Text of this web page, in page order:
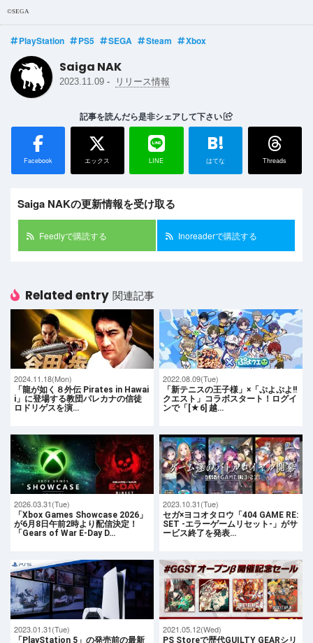
©SEGA
PlayStation PS5 SEGA Steam Xbox
Saiga NAK
2023.11.09 - リリース情報
記事を読んだら是非シェアして下さい
Facebook エックス LINE
B!
はてな Threads
Saiga NAKの更新情報を受け取る
Feedlyで購読する Inoreaderで購読する
Related entry 関連記事
2024.11.18(Mon)
「龍が如く８外伝 Pirates in Hawai
i」に登場する教団パレカナの信徒
ロドリゲスを演…
2022.08.09(Tue)
「新テニスの王子様」×「ぷよぷよ!!
クエスト」コラボスタート！ログイ
ンで「[★6] 越…
2026.03.31(Tue)
「Xbox Games Showcase 2026」
が6月8日午前2時より配信決定！
「Gears of War E-Day D…
2023.10.31(Tue)
セガ×ヨコオタロウ「404 GAME RE:
SET -エラーゲームリセット-」がサ
ービス終了を発表…
2023.01.31(Tue)
「PlayStation 5」の発売前の最新
2021.05.12(Wed)
PS Storeで歴代GUILTY GEARシリ